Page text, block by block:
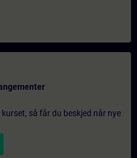
så får du beskjed når nye